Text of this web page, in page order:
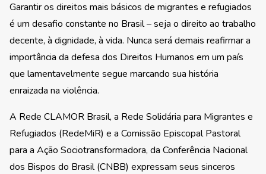
Garantir os direitos mais básicos de migrantes e refugiados
é um desafio constante no Brasil – seja o direito ao trabalho
decente, à dignidade, à vida. Nunca será demais reafirmar a
importância da defesa dos Direitos Humanos em um país
que lamentavelmente segue marcando sua história
enraizada na violência.
A Rede CLAMOR Brasil, a Rede Solidária para Migrantes e
Refugiados (RedeMiR) e a Comissão Episcopal Pastoral
para a Ação Sociotransformadora, da Conferência Nacional
dos Bispos do Brasil (CNBB) expressam seus sinceros